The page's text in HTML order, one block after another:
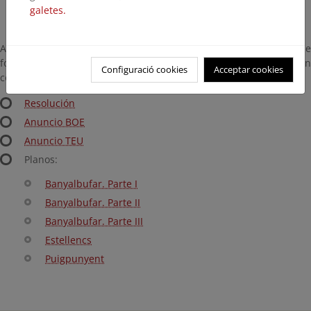
A efectos meramente informativos, la Resolución y los planos que
forman parte del proyecto que han sido aprobados pueden
consultarse aquí:
Resolución
Anuncio BOE
Anuncio TEU
Planos:
Banyalbufar. Parte I
Banyalbufar. Parte II
Banyalbufar. Parte III
Estellencs
Puigpunyent
galetes.
Configuració cookies Acceptar cookies